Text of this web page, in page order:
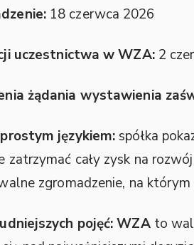
18 czerwca 2026
uczestnictwa w WZA:2
żądania wystawienia
językiem:spółka
zatrzymać cały zysk na
zgromadzenie, na
pojęć: WZAto